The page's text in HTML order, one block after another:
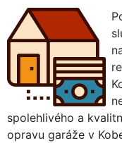
spolehlivého a
opravu garáže v